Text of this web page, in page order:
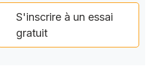
S'inscrire à un essai
gratuit